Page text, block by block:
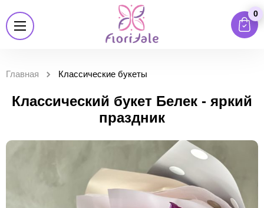
0
Главная Классические букеты
Классический букет Белек - яркий
праздник